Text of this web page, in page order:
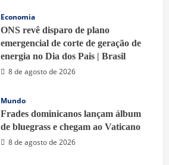
Economia
ONS revê disparo de plano
emergencial de corte de geração de
energia no Dia dos Pais | Brasil
8 de agosto de 2026
Mundo
Frades dominicanos lançam álbum
de bluegrass e chegam ao Vaticano
8 de agosto de 2026